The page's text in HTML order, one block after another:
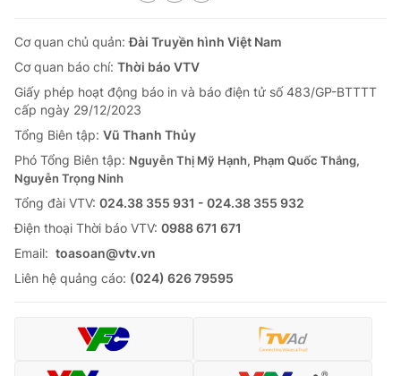
Cơ quan chủ quản:Đài Truyền hình Việt Nam
Cơ quan báo chí: Thời báo VTV
Giấy phép hoạt động báo in và báo điện tử số 483/GP-BTTTT
cấp ngày 29/12/2023
Tổng Biên tập: Vũ Thanh Thủy
Phó Tổng Biên tập: Nguyễn Thị Mỹ Hạnh, Phạm Quốc Thắng,
Nguyễn Trọng Ninh
Tổng đài VTV: 024.38 355 931 - 024.38 355 932
Ðiện thoại Thời báo VTV: 0988 671 671
Email: toasoan@vtv.vn
Liên hệ quảng cáo: (024) 626 79595